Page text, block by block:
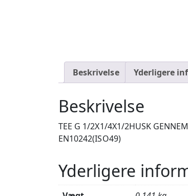
Beskrivelse Yderligere
Beskrivelse
TEE G 1/2X1/4X1/2HUSK
EN10242(ISO49)
Yderligere